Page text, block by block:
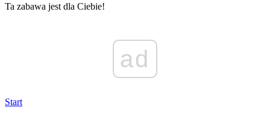
Ta zabawa jest dla Ciebie!
ad
Start